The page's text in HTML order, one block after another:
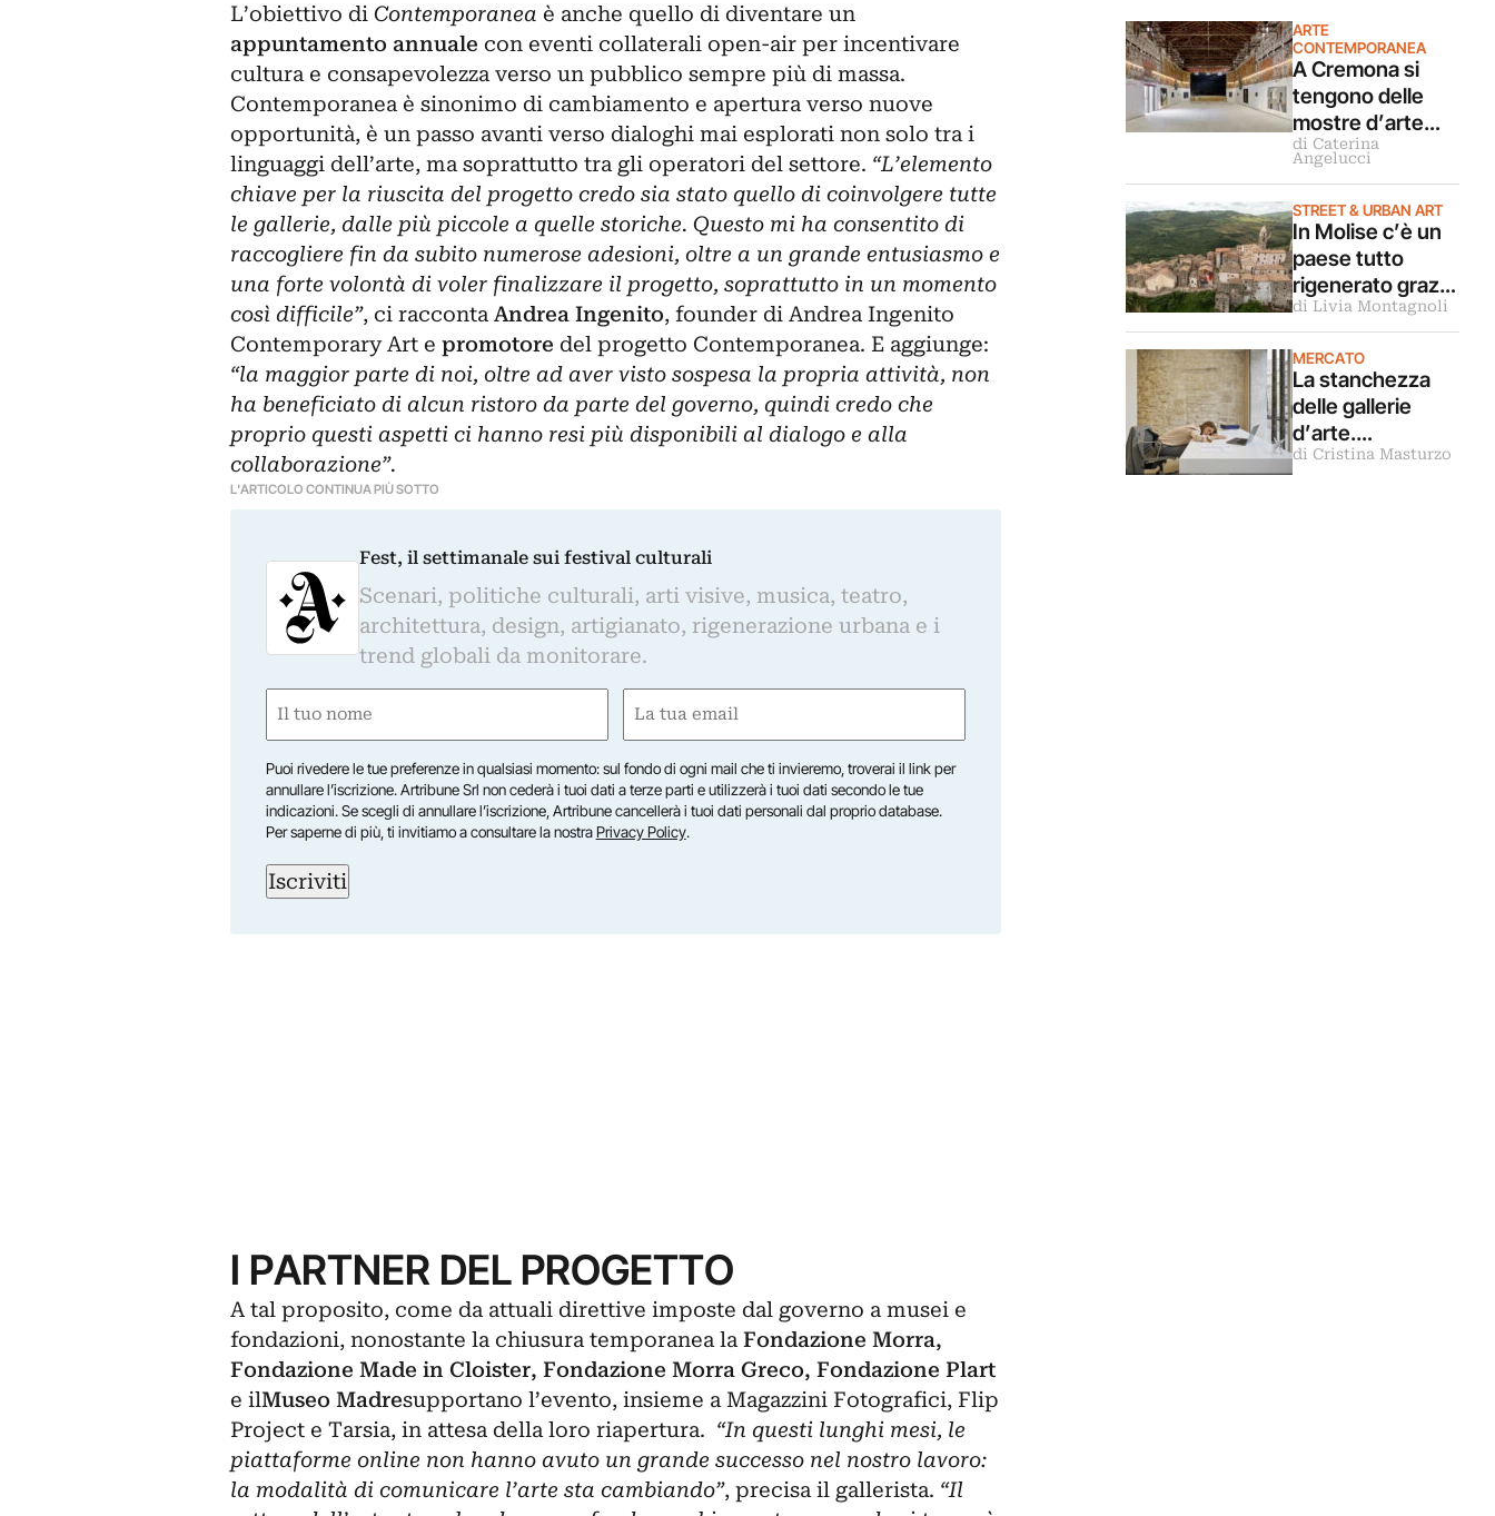
L’obiettivo di Contemporanea è anche quello di diventare un
appuntamento annuale con eventi collaterali open-air per incentivare
cultura e consapevolezza verso un pubblico sempre più di massa.
Contemporanea è sinonimo di cambiamento e apertura verso nuove
opportunità, è un passo avanti verso dialoghi mai esplorati non solo tra i
linguaggi dell’arte, ma soprattutto tra gli operatori del settore. “L’elemento
chiave per la riuscita del progetto credo sia stato quello di coinvolgere tutte
le gallerie, dalle più piccole a quelle storiche. Questo mi ha consentito di
raccogliere fin da subito numerose adesioni, oltre a un grande entusiasmo e
una forte volontà di voler finalizzare il progetto, soprattutto in un momento
così difficile”, ci raccontaAndrea Ingenito, founder di Andrea Ingenito
Contemporary Art e promotore del progetto Contemporanea. E aggiunge:
“la maggior parte di noi, oltre ad aver visto sospesa la propria attività, non
ha beneficiato di alcun ristoro da parte del governo, quindi credo che
proprio questi aspetti ci hanno resi più disponibili al dialogo e alla
collaborazione”.
L'ARTICOLO CONTINUA PIÙ SOTTO
Fest, il settimanale sui festival culturali
Scenari, politiche culturali, arti visive, musica, teatro,
architettura, design, artigianato, rigenerazione urbana e i
trend globali da monitorare.
Nome
First
Email
Puoi rivedere le tue preferenze in qualsiasi momento: sul fondo di ogni mail che ti invieremo, troverai il link per
annullare l’iscrizione. Artribune Srl non cederà i tuoi dati a terze parti e utilizzerà i tuoi dati secondo le tue
indicazioni. Se scegli di annullare l’iscrizione, Artribune cancellerà i tuoi dati personali dal proprio database.
Per saperne di più, ti invitiamo a consultare la nostraPrivacy Policy.
Iscriviti
I PARTNER DEL PROGETTO
A tal proposito, come da attuali direttive imposte dal governo a musei e
fondazioni, nonostante la chiusura temporanea laFondazione Morra,
Fondazione Made in Cloister, Fondazione Morra Greco, Fondazione Plart
e ilMuseo Madresupportano l’evento, insieme a Magazzini Fotografici, Flip
Project e Tarsia, in attesa della loro riapertura. “In questi lunghi mesi, le
piattaforme online non hanno avuto un grande successo nel nostro lavoro:
la modalità di comunicare l’arte sta cambiando”, precisa il gallerista. “Il
ARTE
CONTEMPORANEA
A Cremona si
tengono delle
mostre d’arte
contemporanea
in un decadente
teatro
parrocchiale
chiuso da 40 anni
di Caterina
Angelucci
STREET & URBAN ART
In Molise c’è un
paese tutto
rigenerato grazie
alla street art.
Ora apre anche
una galleria
d’arte
permanente
di Livia Montagnoli
MERCATO
La stanchezza
delle gallerie
d’arte.
Riflessioni,
di Cristina Masturzo